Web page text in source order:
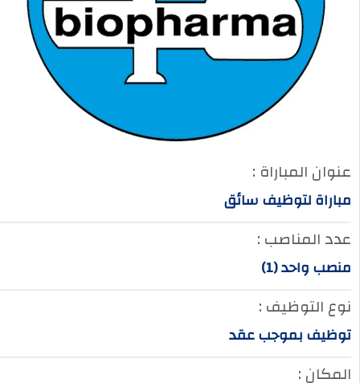
عنوان المباراة :
مباراة لتوظيف سائق
عدد المناصب :
منصب واحد (1)
نوع التوظيف :
توظيف بموجب عقد
المكان :